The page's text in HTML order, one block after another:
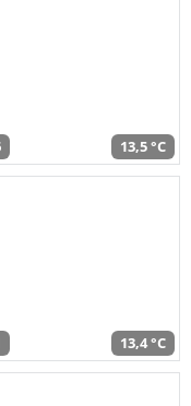
13,5 °C
13,4 °C